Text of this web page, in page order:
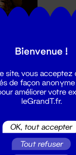
les
Bienvenue !
site, vous acceptez
de façon
améliorer votre
leGrandT.fr.
OK, tout accepter
Tout refuser